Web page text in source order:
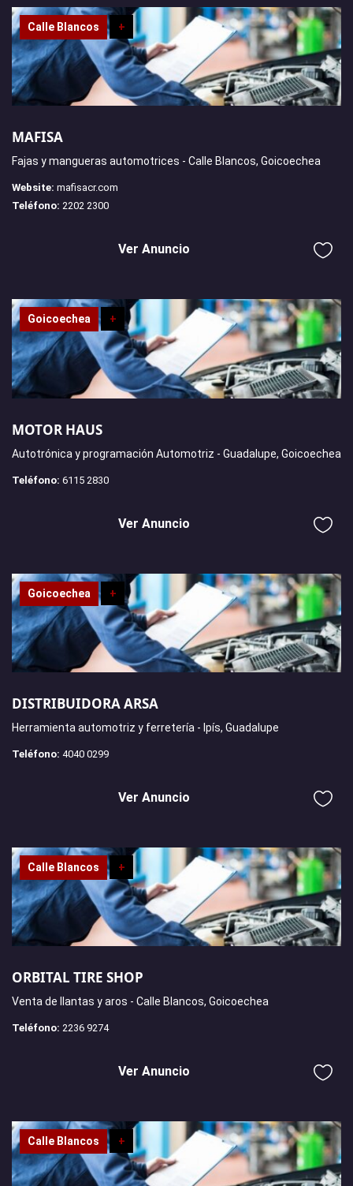
Calle Blancos +
MAFISA
Fajas y mangueras automotrices - Calle Blancos, Goicoechea
Website: mafisacr.com
Teléfono: 2202 2300
Ver Anuncio
Goicoechea +
MOTOR HAUS
Autotrónica y programación Automotriz - Guadalupe, Goicoechea
Teléfono: 6115 2830
Ver Anuncio
Goicoechea +
DISTRIBUIDORA ARSA
Herramienta automotriz y ferretería - Ipís, Guadalupe
Teléfono: 4040 0299
Ver Anuncio
Calle Blancos +
ORBITAL TIRE SHOP
Venta de llantas y aros - Calle Blancos, Goicoechea
Teléfono: 2236 9274
Ver Anuncio
Calle Blancos +